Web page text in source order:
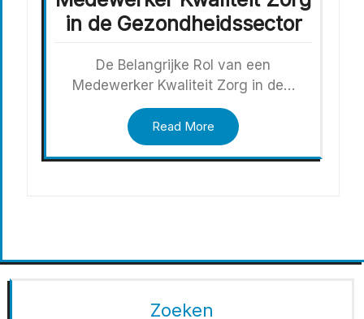
in de Gezondheidssector
De Belangrijke Rol van een
Medewerker Kwaliteit Zorg in de…
Read More
Zoeken